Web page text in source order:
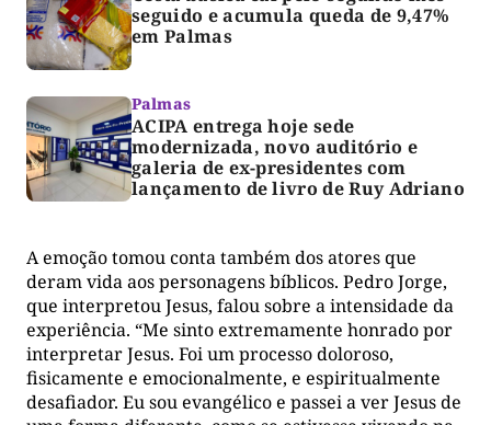
seguido e acumula queda de 9,47%
em Palmas
Palmas
ACIPA entrega hoje sede
modernizada, novo auditório e
galeria de ex-presidentes com
lançamento de livro de Ruy Adriano
A emoção tomou conta também dos atores que
deram vida aos personagens bíblicos. Pedro Jorge,
que interpretou Jesus, falou sobre a intensidade da
experiência. “Me sinto extremamente honrado por
interpretar Jesus. Foi um processo doloroso,
fisicamente e emocionalmente, e espiritualmente
desafiador. Eu sou evangélico e passei a ver Jesus de